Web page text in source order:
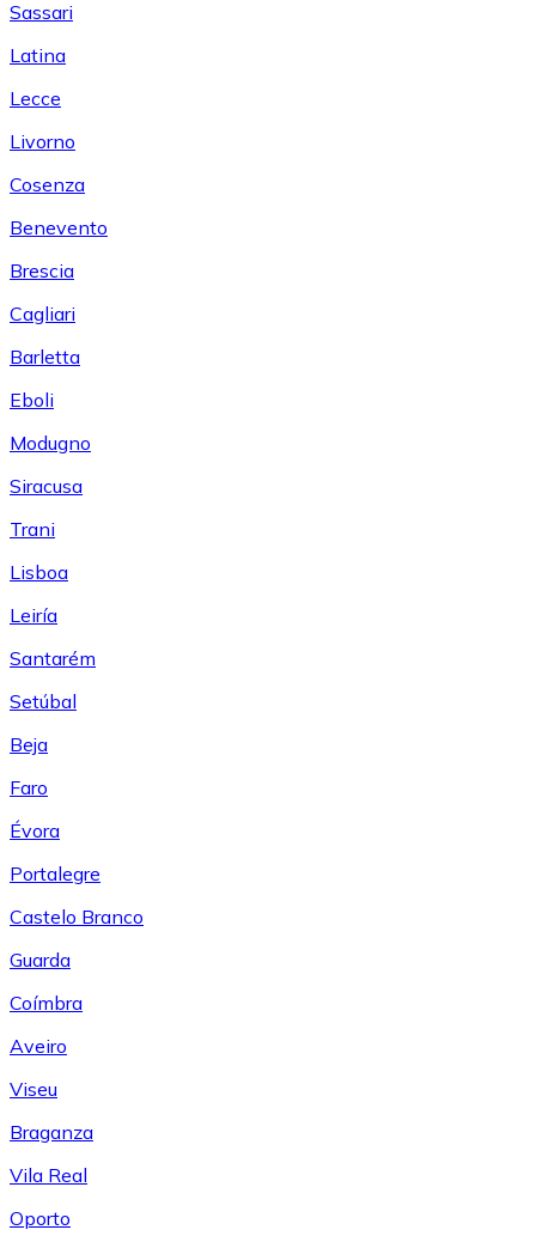
Sassari
Latina
Lecce
Livorno
Cosenza
Benevento
Brescia
Cagliari
Barletta
Eboli
Modugno
Siracusa
Trani
Lisboa
Leiría
Santarém
Setúbal
Beja
Faro
Évora
Portalegre
Castelo Branco
Guarda
Coímbra
Aveiro
Viseu
Braganza
Vila Real
Oporto